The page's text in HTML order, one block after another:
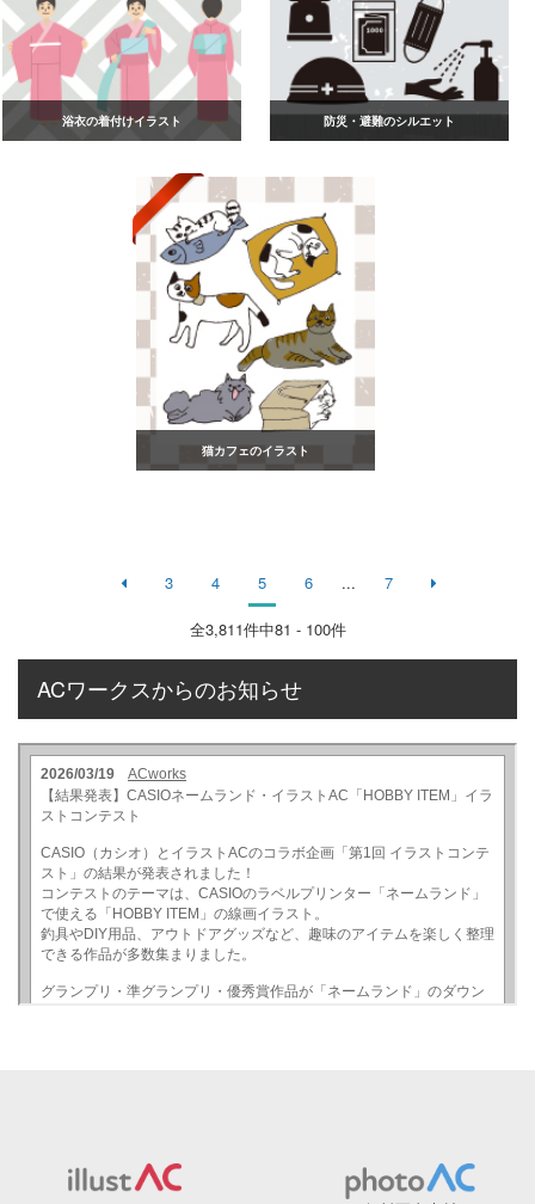
浴衣の着付けイラスト 防災・避難のシルエット
猫カフェのイラスト
3 4 5 6 ... 7
全3,811件中81 - 100件
ACワークスからのお知らせ